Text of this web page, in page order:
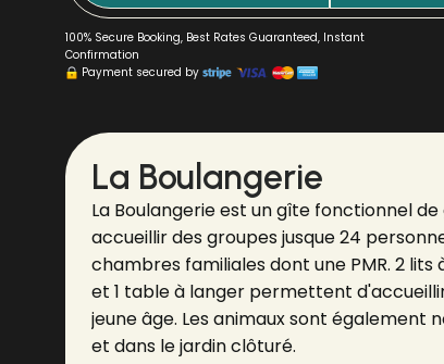
100% Secure Booking, Best Rates Guaranteed, Instant
Confirmation
Payment secured by
La Boulangerie
La Boulangerie est un gîte fonctionnel
accueillir des groupes jusque 24
chambres familiales dont une PMR. 2
et 1 table à langer permettent
jeune âge. Les animaux sont également
et dans le jardin clôturé.